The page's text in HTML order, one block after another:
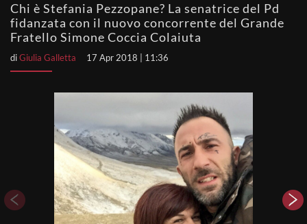
Chi è Stefania Pezzopane? La senatrice del Pd
fidanzata con il nuovo concorrente del Grande
Fratello Simone Coccia Colaiuta
diGiulia Galletta 17 Apr 2018 | 11:36